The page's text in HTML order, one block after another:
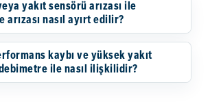
yakıt sensörü arızası ile
arızası nasıl ayırt edilir?
kaybı ve yüksek yakıt
ile nasıl ilişkilidir?